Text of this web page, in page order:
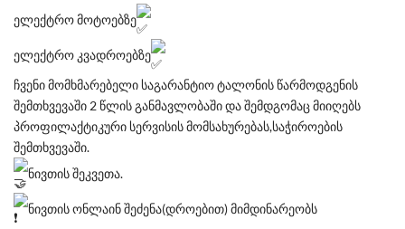
ელექტრო მოტოებზე
ელექტრო კვადროებზე
ჩვენი მომხმარებელი საგარანტიო ტალონის წარმოდგენის
შემთხვევაში 2 წლის განმავლობაში და შემდგომაც მიიღებს
პროფილაქტიკური სერვისის მომსახურებას,საჭიროების
შემთხვევაში.
ნივთის შეკვეთა.
ნივთის ონლაინ შეძენა(დროებით) მიმდინარეობს